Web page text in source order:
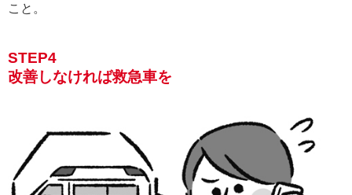
こと。
STEP4
改善しなければ救急車を